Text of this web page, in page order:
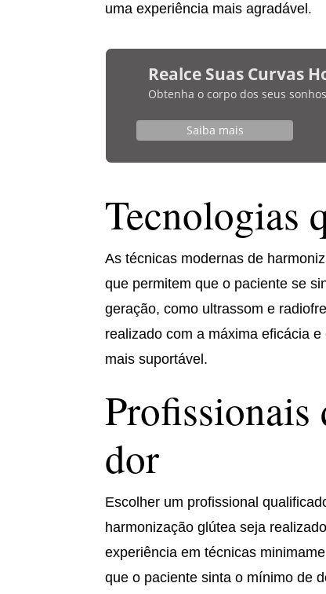
uma experiência mais agradável.
Realce Suas Curvas
Obtenha o corpo dos seus
Saiba mais
Tecnologias
As técnicas modernas de
que permitem que o paciente se
geração, como ultrassom e
realizado com a máxima eficácia
mais suportável.
Profissionais
dor
Escolher um profissional
harmonização glútea seja
experiência em técnicas
que o paciente sinta o mínimo de